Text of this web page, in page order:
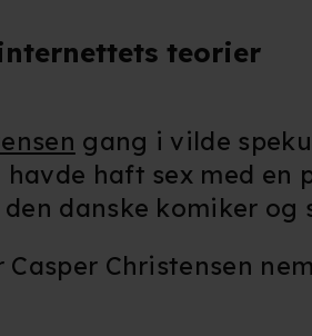
teorier
gang i vilde
haft sex med en
danske komiker og
Christensen